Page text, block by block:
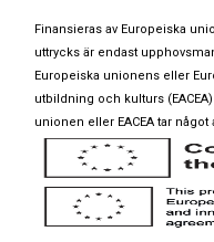
Finansieras av Europeiska
uttrycks är endast
Europeiska unionens eller
utbildning och kulturs
unionen eller EACEA tar något